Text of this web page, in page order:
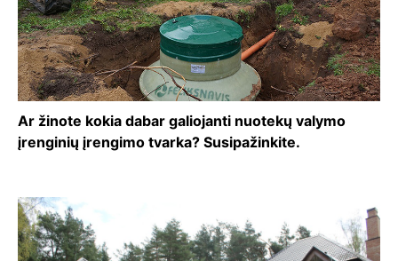
Ar žinote kokia dabar galiojanti nuotekų valymo
įrenginių įrengimo tvarka? Susipažinkite.